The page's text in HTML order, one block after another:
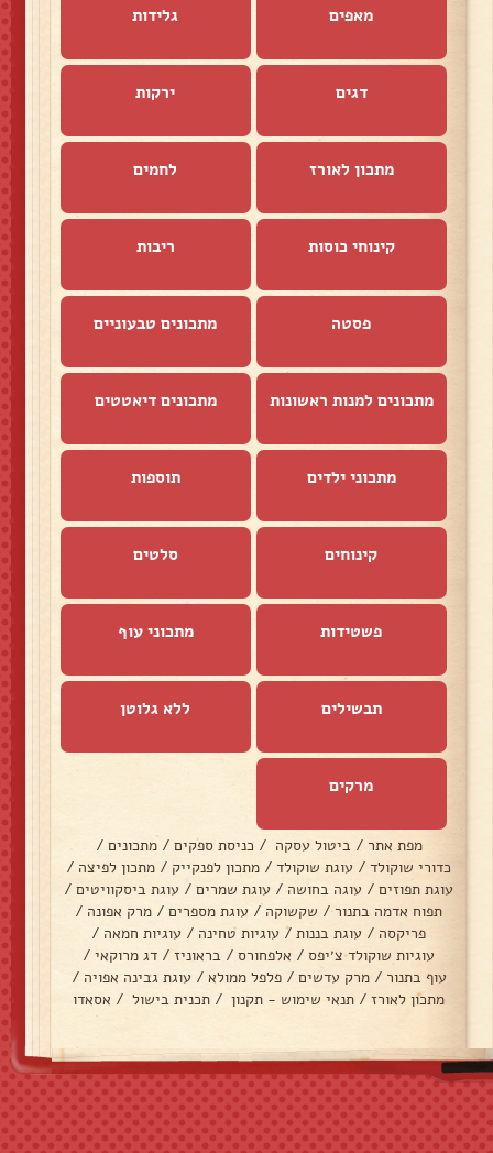
מאפים גלידות
דגים ירקות
מתכון לאורז לחמים
קינוחי כוסות ריבות
פסטה מתכונים טבעוניים
מתכונים למנות ראשונות מתכונים דיאטטים
מתכוני ילדים תוספות
קינוחים סלטים
פשטידות מתכוני עוף
תבשילים ללא גלוטן
מרקים
מפת אתר / ביטול עסקה / כניסת ספקים / מתכונים /
כדורי שוקולד / עוגת שוקולד / מתכון לפנקייק / מתכון לפיצה /
עוגת תפוזים / עוגה בחושה / עוגת שמרים / עוגת ביסקוויטים /
תפוח אדמה בתנור/ שקשוקה / עוגת מספרים / מרק אפונה /
פריקסה / עוגת בננות / עוגיות טחינה / עוגיות חמאה /
עוגיות שוקולד צ׳יפס / אלפחורס / בראוניז / דג מרוקאי /
עוף בתנור / מרק עדשים / פלפל ממולא / עוגת גבינה אפויה /
מתכון לאורז / תנאי שימוש - תקנון / תכנית בישול / אסאדו